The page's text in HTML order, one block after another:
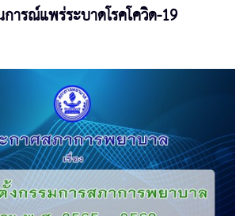
ารณ์แพร่ระบาดโรคโควิด-19